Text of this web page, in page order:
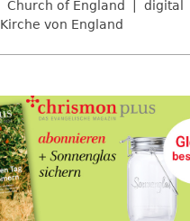
Church of England digital
Kirche von England